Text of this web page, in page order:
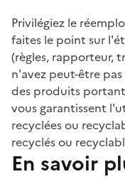
Privilégiez le
faites le point sur
(règles, rapporteur,
n'avez peut-être
des produits
vous garantissent
recyclées ou
recyclés ou
En savoir